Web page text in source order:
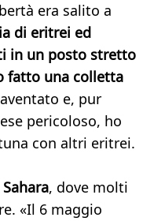
era salito a
di eritrei ed
in un posto stretto
fatto una colletta
e, pur
pericoloso, ho
con altri eritrei.
, dove molti
«Il 6 maggio